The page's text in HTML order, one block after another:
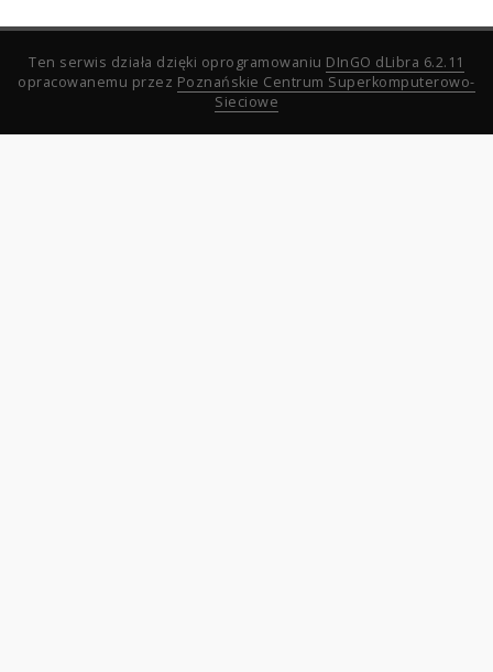
Ten serwis działa dzięki oprogramowaniu DInGO dLibra 6.2.11
opracowanemu przez Poznańskie Centrum Superkomputerowo-
Sieciowe